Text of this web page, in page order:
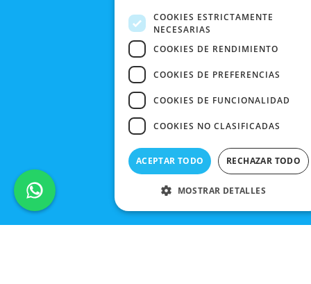
COOKIES ESTRICTAMENTE
NECESARIAS
COOKIES DE RENDIMIENTO
COOKIES DE PREFERENCIAS
COOKIES DE FUNCIONALIDAD
COOKIES NO CLASIFICADAS
ACEPTAR TODO RECHAZAR TODO
MOSTRAR DETALLES